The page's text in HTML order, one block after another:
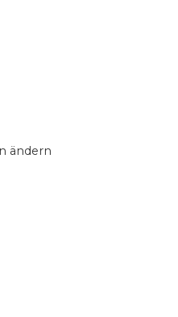
ändern